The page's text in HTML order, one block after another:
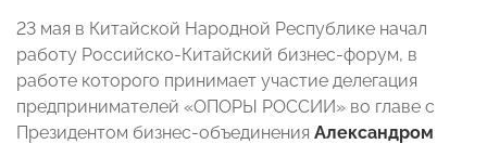
23 мая в Китайской Народной Республике начал
работу Российско-Китайский бизнес-форум, в
работе которого принимает участие делегация
предпринимателей «ОПОРЫ РОССИИ» во главе с
Президентом бизнес-объединения Александром